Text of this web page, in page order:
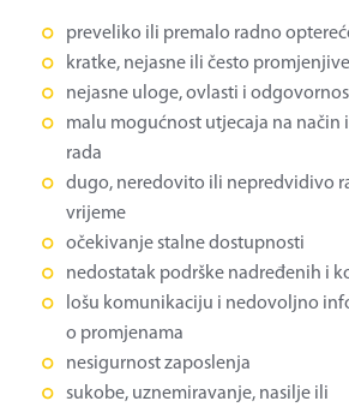
preveliko ili premalo radno
kratke, nejasne ili često
nejasne uloge, ovlasti i
malu mogućnost utjecaja na način
rada
dugo, neredovito ili nepredvidivo
vrijeme
očekivanje stalne dostupnosti
nedostatak podrške nadređenih i
lošu komunikaciju i nedovoljno
o promjenama
nesigurnost zaposlenja
sukobe, uznemiravanje, nasilje ili